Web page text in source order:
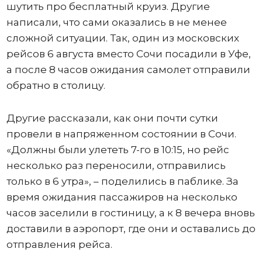
шутить про бесплатный круиз. Другие
написали, что сами оказались в не менее
сложной ситуации. Так, один из московских
рейсов 6 августа вместо Сочи посадили в Уфе,
а после 8 часов ожидания самолет отправили
обратно в столицу.
Другие рассказали, как они почти сутки
провели в напряженном состоянии в Сочи.
«Должны были улететь 7-го в 10:15, но рейс
несколько раз переносили, отправились
только в 6 утра», – поделились в паблике. За
время ожидания пассажиров на несколько
часов заселили в гостиницу, а к 8 вечера вновь
доставили в аэропорт, где они и оставались до
отправления рейса.